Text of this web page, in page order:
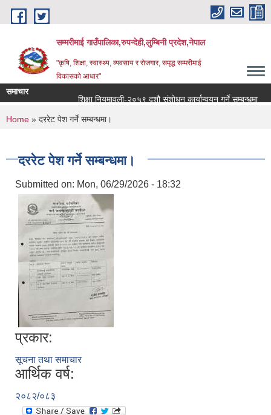
Skip to main content
सम्मरीमाई गाउँपालिका,रुपन्देही,लुम्बिनी प्रदेश,नेपाल
"कृषि, शिक्षा, स्वास्थ्य, व्यवसाय र रोजगार, समृद्ध सम्मरीमाई
विकासको आधार"
समाचार
शिक्षा नियमावली-२०५९ दशौ संशोधन कार्यान्वयन गर्ने सम्बन्धमा
You are here
Home » दररेट पेश गर्ने सम्बन्धमा।
दररेट पेश गर्ने सम्बन्धमा।
Submitted on: Mon, 06/29/2026 - 18:32
प्रकार:
सूचना तथा समाचार
आर्थिक वर्ष:
२०८२/०८३